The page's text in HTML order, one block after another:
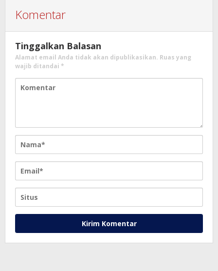
Komentar
Tinggalkan Balasan
Alamat email Anda tidak akan dipublikasikan. Ruas yang
wajib ditandai *